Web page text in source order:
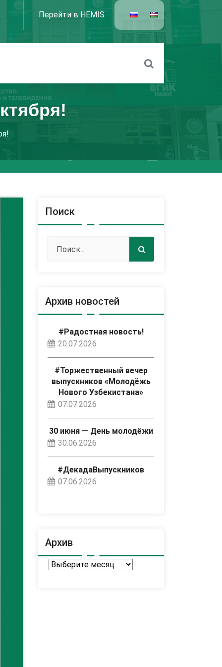
Перейти в HEMIS
Поиск
Архив новостей
#Радостная новость!
20.07.2026
#Торжественный вечер
выпускников «Молодёжь
Нового Узбекистана»
07.07.2026
30 июня — День молодёжи
30.06.2026
#ДекадаВыпускников
07.06.2026
Архив
Архив